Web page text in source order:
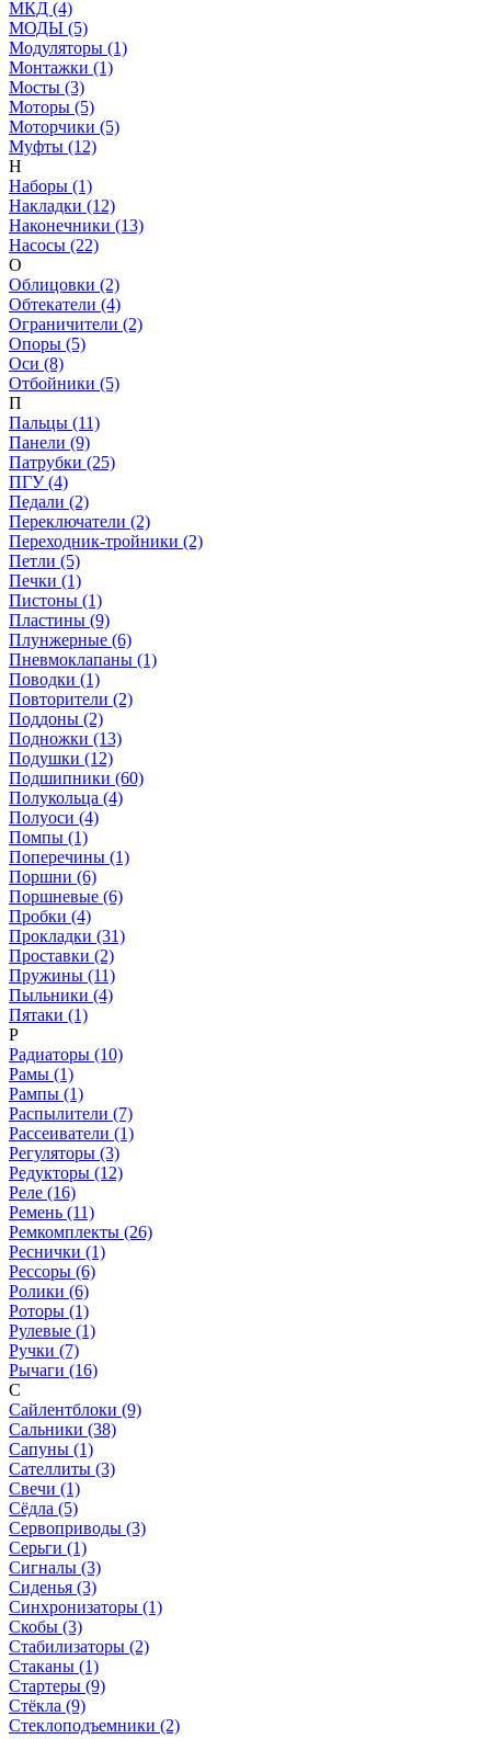
МКД (4)
МОДЫ (5)
Модуляторы (1)
Монтажки (1)
Мосты (3)
Моторы (5)
Моторчики (5)
Муфты (12)
Н
Наборы (1)
Накладки (12)
Наконечники (13)
Насосы (22)
О
Облицовки (2)
Обтекатели (4)
Ограничители (2)
Опоры (5)
Оси (8)
Отбойники (5)
П
Пальцы (11)
Панели (9)
Патрубки (25)
ПГУ (4)
Педали (2)
Переключатели (2)
Переходник-тройники (2)
Петли (5)
Печки (1)
Пистоны (1)
Пластины (9)
Плунжерные (6)
Пневмоклапаны (1)
Поводки (1)
Повторители (2)
Поддоны (2)
Подножки (13)
Подушки (12)
Подшипники (60)
Полукольца (4)
Полуоси (4)
Помпы (1)
Поперечины (1)
Поршни (6)
Поршневые (6)
Пробки (4)
Прокладки (31)
Проставки (2)
Пружины (11)
Пыльники (4)
Пятаки (1)
Р
Радиаторы (10)
Рамы (1)
Рампы (1)
Распылители (7)
Рассеиватели (1)
Регуляторы (3)
Редукторы (12)
Реле (16)
Ремень (11)
Ремкомплекты (26)
Реснички (1)
Рессоры (6)
Ролики (6)
Роторы (1)
Рулевые (1)
Ручки (7)
Рычаги (16)
С
Сайлентблоки (9)
Сальники (38)
Сапуны (1)
Сателлиты (3)
Свечи (1)
Сёдла (5)
Сервоприводы (3)
Серьги (1)
Сигналы (3)
Сиденья (3)
Синхронизаторы (1)
Скобы (3)
Стабилизаторы (2)
Стаканы (1)
Стартеры (9)
Стёкла (9)
Стеклоподъемники (2)